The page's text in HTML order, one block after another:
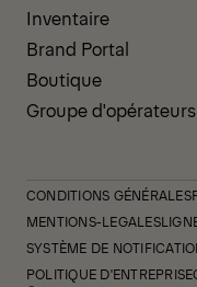
Inventaire
Brand Portal
Boutique
Groupe d'opérateurs
CONDITIONS GÉNÉRALES
MENTIONS-LEGALES
SYSTÈME DE
POLITIQUE D'ENTREPRISE